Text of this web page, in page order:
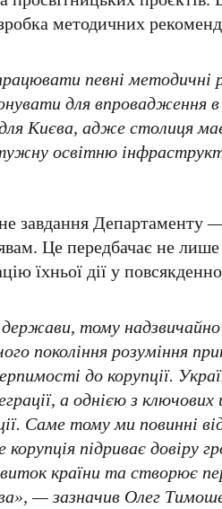
методичних
певні методичні
для впровадження в
Києва, адже столиця
освітню
завдання Департаменту
Це передбачає не
їхньої дії у
тому
покоління розуміння
до корупції.
а однією з
Саме тому ми повинні
підриває довіру
країни та створює
— зазначив Олег